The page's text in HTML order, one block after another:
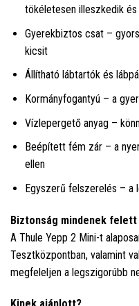
tökéletesen illeszkedik
Gyerekbiztos csat –
kicsit
Állítható lábtartók és
Kormányfogantyú – a
Vízlepergető anyag –
Beépített fém zár – a
ellen
Egyszerű felszerelés – a
Biztonság mindenek felett
A Thule Yepp 2 Mini-t
Tesztközpontban, valamint
megfeleljen a legszigorúbb